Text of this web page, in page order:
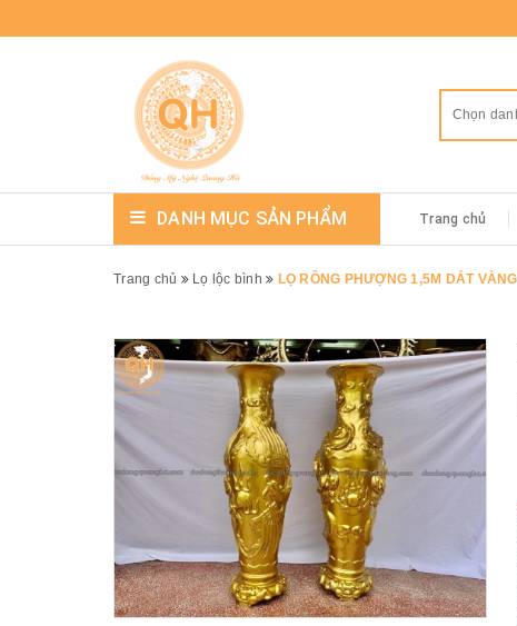
Chọn
DANH MỤC SẢN PHẨM Trang chủ
Trang chủ Lọ lộc bình LỌ RỒNG PHƯỢNG 1,5M DÁT